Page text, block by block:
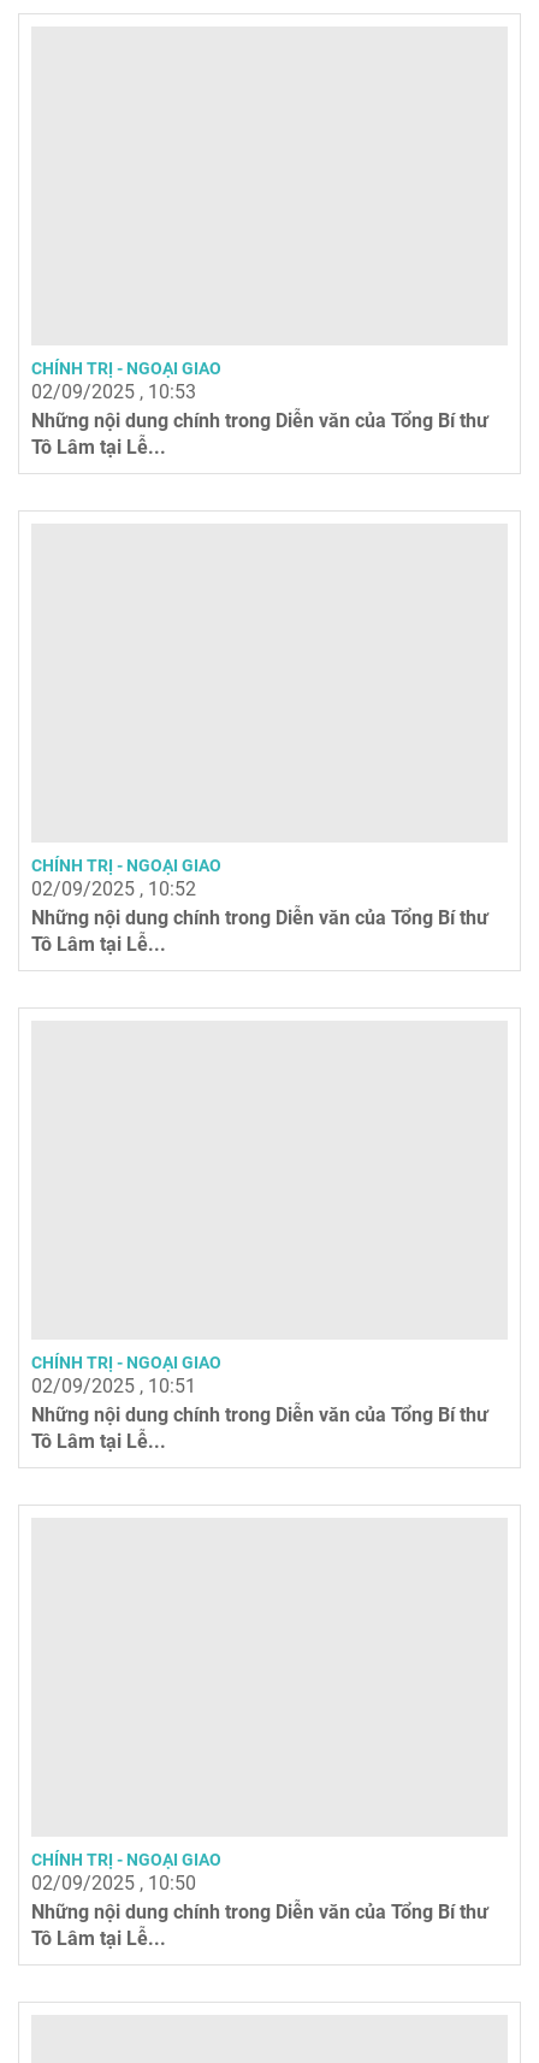
CHÍNH TRỊ - NGOẠI GIAO
02/09/2025 , 10:53
Những nội dung chính trong Diễn văn của Tổng Bí thư
Tô Lâm tại Lễ...
CHÍNH TRỊ - NGOẠI GIAO
02/09/2025 , 10:52
Những nội dung chính trong Diễn văn của Tổng Bí thư
Tô Lâm tại Lễ...
CHÍNH TRỊ - NGOẠI GIAO
02/09/2025 , 10:51
Những nội dung chính trong Diễn văn của Tổng Bí thư
Tô Lâm tại Lễ...
CHÍNH TRỊ - NGOẠI GIAO
02/09/2025 , 10:50
Những nội dung chính trong Diễn văn của Tổng Bí thư
Tô Lâm tại Lễ...